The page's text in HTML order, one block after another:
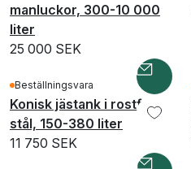
manluckor, 300-10 000
liter
25 000 SEK
Beställningsvara
Konisk jästank i rostfritt
stål, 150-380 liter
11 750 SEK